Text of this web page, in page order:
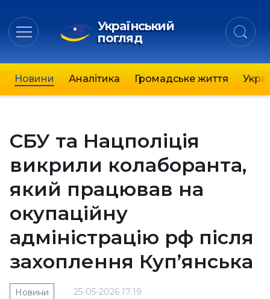
Український
погляд
Новини Аналітика Громадське життя
СБУ та Нацполіція
викрили колаборанта,
який працював на
окупаційну
адміністрацію рф після
захоплення Куп’янська
25-05-2026 17:19
Новини